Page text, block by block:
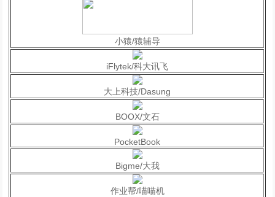
小猿/猿辅导
iFlytek/科大讯飞
大上科技/Dasung
BOOX/文石
PocketBook
Bigme/大我
作业帮/喵喵机